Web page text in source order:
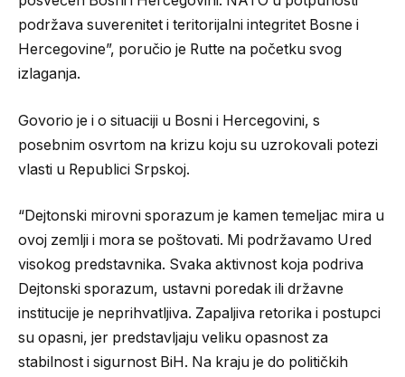
podržava suverenitet i teritorijalni integritet Bosne i
Hercegovine”, poručio je Rutte na početku svog
izlaganja.
Govorio je i o situaciji u Bosni i Hercegovini, s
posebnim osvrtom na krizu koju su uzrokovali potezi
vlasti u Republici Srpskoj.
“Dejtonski mirovni sporazum je kamen temeljac mira u
ovoj zemlji i mora se poštovati. Mi podržavamo Ured
visokog predstavnika. Svaka aktivnost koja podriva
Dejtonski sporazum, ustavni poredak ili državne
institucije je neprihvatljiva. Zapaljiva retorika i postupci
su opasni, jer predstavljaju veliku opasnost za
stabilnost i sigurnost BiH. Na kraju je do političkih